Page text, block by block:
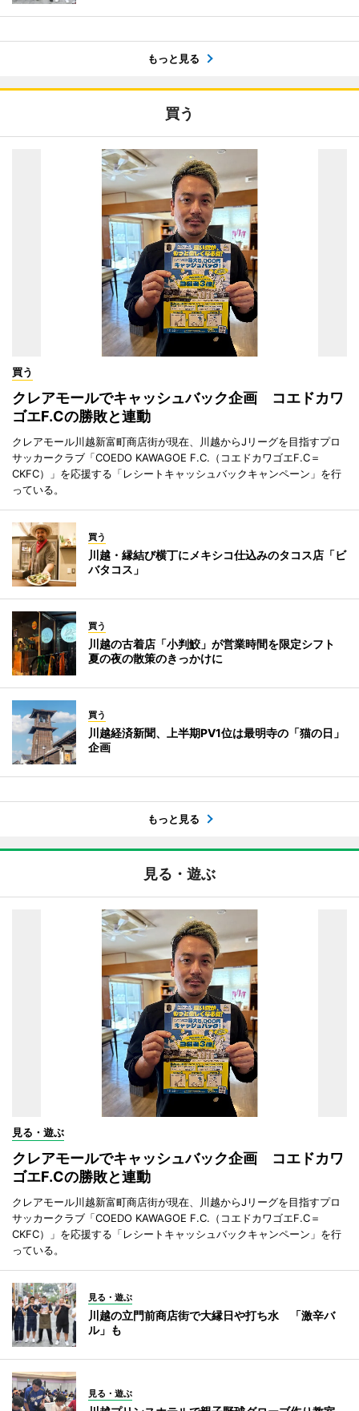
もっと見る
買う
買う
クレアモールでキャッシュバック企画 コエドカワ
ゴエF.Cの勝敗と連動
クレアモール川越新富町商店街が現在、川越からJリーグを目指すプロ
サッカークラブ「COEDO KAWAGOE F.C.（コエドカワゴエF.C＝
CKFC）」を応援する「レシートキャッシュバックキャンペーン」を行
っている。
買う
川越・縁結び横丁にメキシコ仕込みのタコス店「ビ
バタコス」
買う
川越の古着店「小判鮫」が営業時間を限定シフト
夏の夜の散策のきっかけに
買う
川越経済新聞、上半期PV1位は最明寺の「猫の日」
企画
もっと見る
見る・遊ぶ
見る・遊ぶ
クレアモールでキャッシュバック企画 コエドカワ
ゴエF.Cの勝敗と連動
クレアモール川越新富町商店街が現在、川越からJリーグを目指すプロ
サッカークラブ「COEDO KAWAGOE F.C.（コエドカワゴエF.C＝
CKFC）」を応援する「レシートキャッシュバックキャンペーン」を行
っている。
見る・遊ぶ
川越の立門前商店街で大縁日や打ち水 「激辛バ
ル」も
見る・遊ぶ